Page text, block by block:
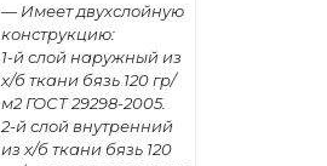
— Имеет двухслойную
конструкцию:
1-й слой наружный из
х/б ткани бязь 120 гр/
м2 ГОСТ 29298-2005.
2-й слой внутренний
из х/б ткани бязь 120